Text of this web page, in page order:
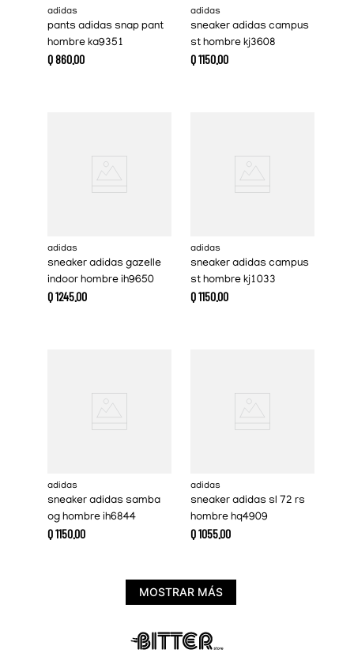
adidas
pants adidas snap pant
hombre ka9351
Q860.00
adidas
sneaker adidas campus
st hombre kj3608
Q1150.00
adidas
sneaker adidas gazelle
indoor hombre ih9650
Q1245.00
adidas
sneaker adidas campus
st hombre kj1033
Q1150.00
adidas
sneaker adidas samba
og hombre ih6844
Q1150.00
adidas
sneaker adidas sl 72 rs
hombre hq4909
Q1055.00
MOSTRAR MÁS